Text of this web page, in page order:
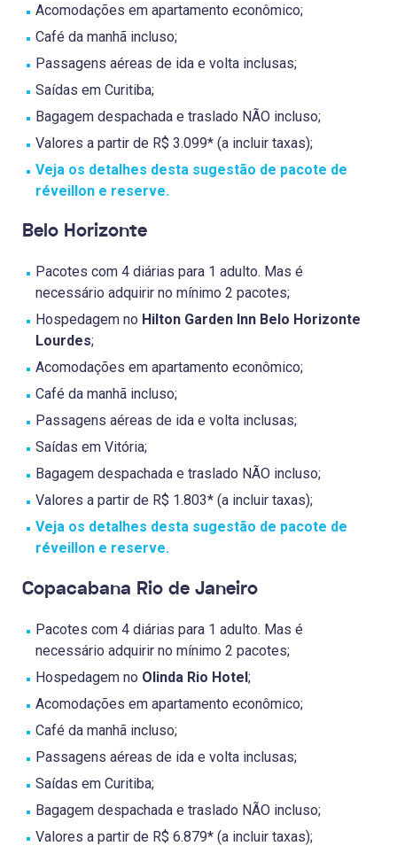
Acomodações em apartamento econômico;
Café da manhã incluso;
Passagens aéreas de ida e volta inclusas;
Saídas em Curitiba;
Bagagem despachada e traslado NÃO incluso;
Valores a partir de R$ 3.099* (a incluir taxas);
Veja os detalhes desta sugestão de pacote de
réveillon e reserve.
Belo Horizonte
Pacotes com 4 diárias para 1 adulto. Mas é
necessário adquirir no mínimo 2 pacotes;
Hospedagem no Hilton Garden Inn Belo Horizonte
Lourdes;
Acomodações em apartamento econômico;
Café da manhã incluso;
Passagens aéreas de ida e volta inclusas;
Saídas em Vitória;
Bagagem despachada e traslado NÃO incluso;
Valores a partir de R$ 1.803* (a incluir taxas);
Veja os detalhes desta sugestão de pacote de
réveillon e reserve.
Copacabana Rio de Janeiro
Pacotes com 4 diárias para 1 adulto. Mas é
necessário adquirir no mínimo 2 pacotes;
Hospedagem no Olinda Rio Hotel;
Acomodações em apartamento econômico;
Café da manhã incluso;
Passagens aéreas de ida e volta inclusas;
Saídas em Curitiba;
Bagagem despachada e traslado NÃO incluso;
Valores a partir de R$ 6.879* (a incluir taxas);